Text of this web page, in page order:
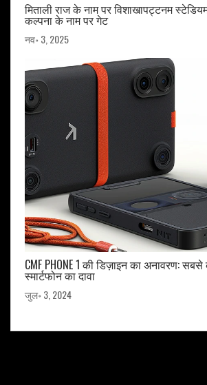
मिताली राज के नाम पर विशाखापट्टनम
कल्पना के नाम पर गेट
नव॰ 3, 2025
CMF PHONE 1 की डिज़ाइन का अनावरण:
स्मार्टफोन का दावा
जुल॰ 3, 2024